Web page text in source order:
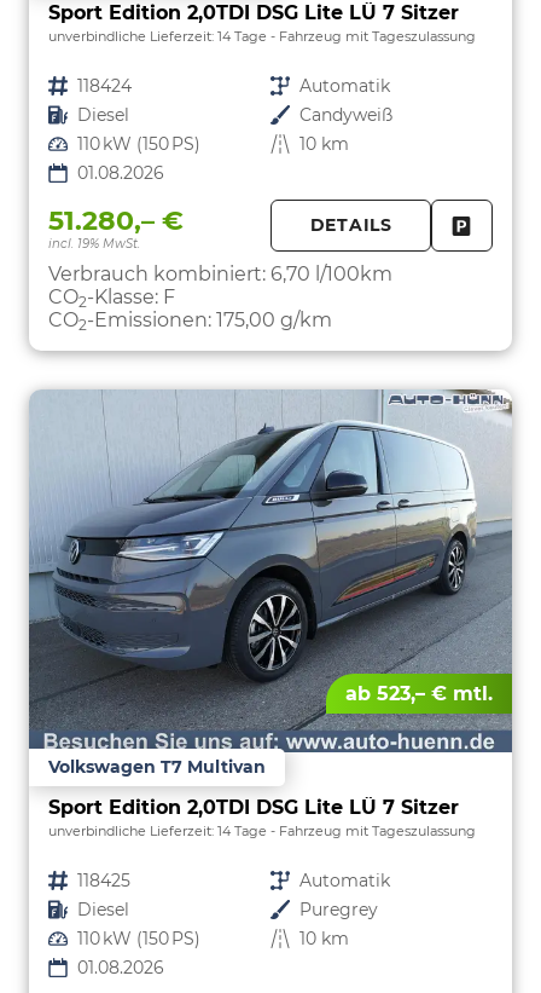
Sport Edition 2,0TDI DSG Lite LÜ 7 Sitzer
unverbindliche Lieferzeit: 14 Tage Fahrzeug mit Tageszulassung
Fahrzeugnr. 118424 Getriebe Automatik
Kraftstoff Diesel Außenfarbe Candyweiß
Leistung 110 kW (150 PS) Kilometerstand 10 km
01.08.2026
51.280,– €
incl. 19% MwSt.
DETAILS
Verbrauch kombiniert: 6,70 l/100km
CO2-Klasse: F
CO2-Emissionen: 175,00 g/km
ab 523,– € mtl.
Volkswagen T7 Multivan
Sport Edition 2,0TDI DSG Lite LÜ 7 Sitzer
unverbindliche Lieferzeit: 14 Tage Fahrzeug mit Tageszulassung
Fahrzeugnr. 118425 Getriebe Automatik
Kraftstoff Diesel Außenfarbe Puregrey
Leistung 110 kW (150 PS) Kilometerstand 10 km
01.08.2026